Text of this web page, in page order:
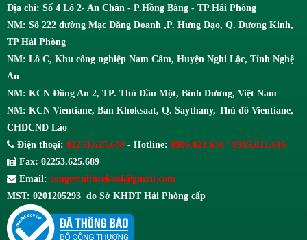
Địa chỉ: Số 4 Lô 2- An Chân - P.Hồng Bàng - TP.Hải Phòng
NM: Số 222 đường Mạc Đăng Doanh ,P. Hưng Đạo, Q. Dương Kinh,
TP Hải Phòng
NM: Lô C, Khu công nghiệp Nam Cấm, Huyện Nghi Lộc, Tỉnh Nghệ
An
NM: KCN Đồng An 2, TP. Thủ Dầu Một, Bình Dương, Việt Nam
NM: KCN Vientiane, Ban Khoksaat, Q. Saythany, Thủ đô Vientiane,
CHDCND Lào
Điện thoại: 02253.625.689 - Hotline: 0906.021.616 / 0985.021.616
Fax: 02253.625.689
Email: congtytnhhcekool@gmail.com
MST: 0201205293 do Sở KHĐT Hải Phòng cấp